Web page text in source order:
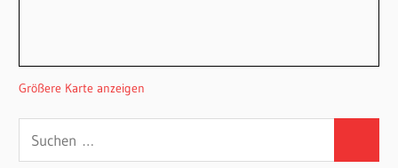
Größere Karte anzeigen